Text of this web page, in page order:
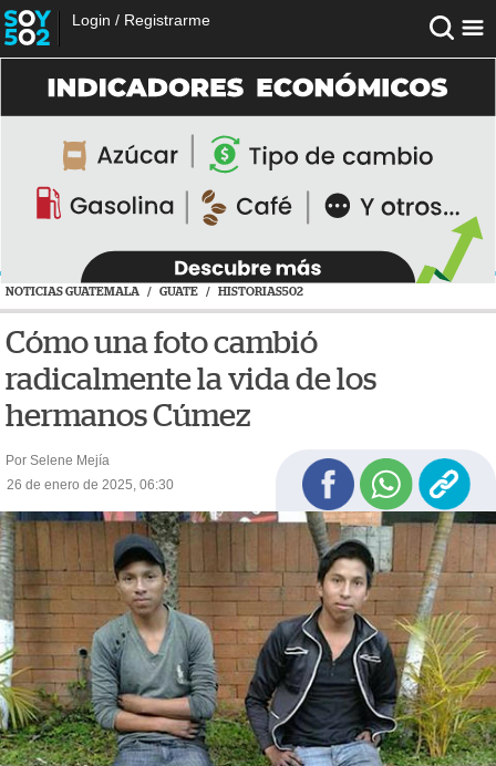
Login / Registrarme
NOTICIAS GUATEMALA / GUATE / HISTORIAS502
Cómo una foto cambió
radicalmente la vida de los
hermanos Cúmez
Por Selene Mejía
26 de enero de 2025, 06:30